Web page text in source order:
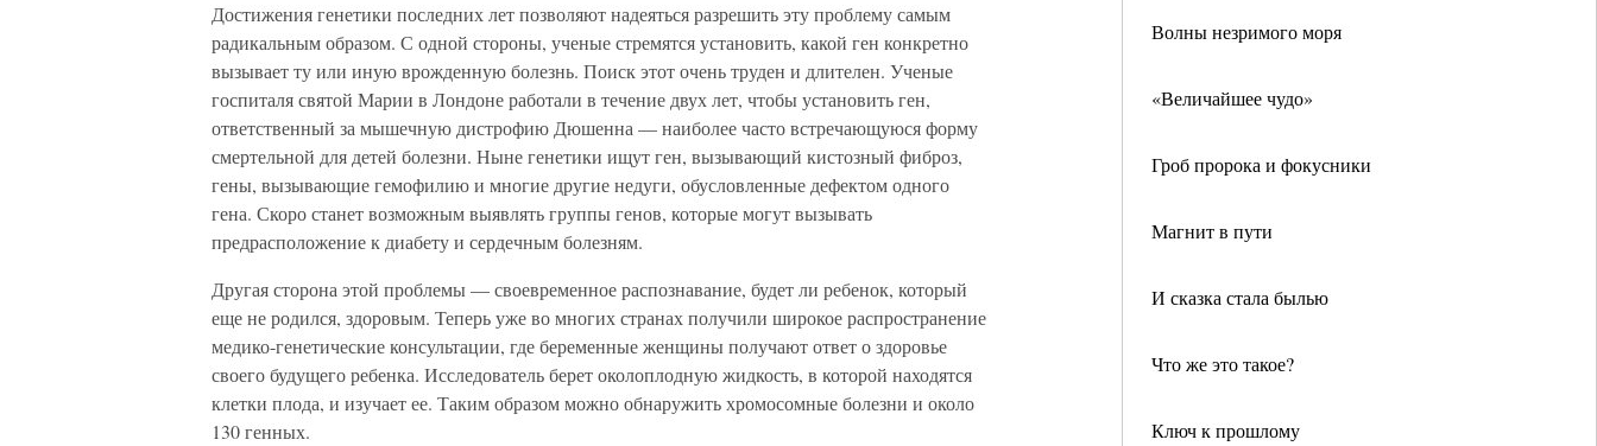
Волны незримого моря
«Величайшее чудо»
Гроб пророка и фокусники
Магнит в пути
И сказка стала былью
Что же это такое?
Ключ к прошлому
Достижения генетики последних лет позволяют надеяться разрешить эту проблему самым
радикальным образом. С одной стороны, ученые стремятся установить, какой ген конкретно
вызывает ту или иную врожденную болезнь. Поиск этот очень труден и длителен. Ученые
госпиталя святой Марии в Лондоне работали в течение двух лет, чтобы установить ген,
ответственный за мышечную дистрофию Дюшенна — наиболее часто встречающуюся форму
смертельной для детей болезни. Ныне генетики ищут ген, вызывающий кистозный фиброз,
гены, вызывающие гемофилию и многие другие недуги, обусловленные дефектом одного
гена. Скоро станет возможным выявлять группы генов, которые могут вызывать
предрасположение к диабету и сердечным болезням.
Другая сторона этой проблемы — своевременное распознавание, будет ли ребенок, который
еще не родился, здоровым. Теперь уже во многих странах получили широкое распространение
медико-генетические консультации, где беременные женщины получают ответ о здоровье
своего будущего ребенка. Исследователь берет околоплодную жидкость, в которой находятся
клетки плода, и изучает ее. Таким образом можно обнаружить хромосомные болезни и около
130 генных.